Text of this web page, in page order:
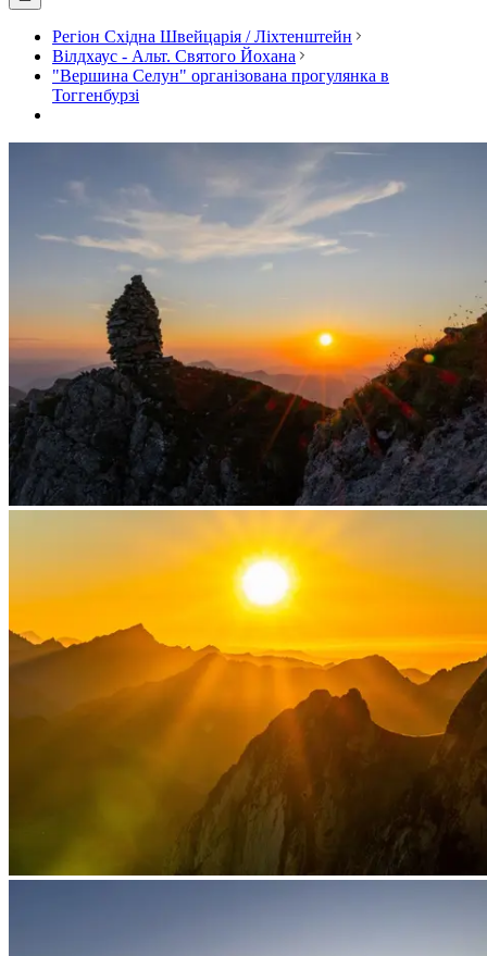
Регіон Східна Швейцарія / Ліхтенштейн
Вілдхаус - Альт. Святого Йохана
"Вершина Селун" організована прогулянка в
Тоггенбурзі